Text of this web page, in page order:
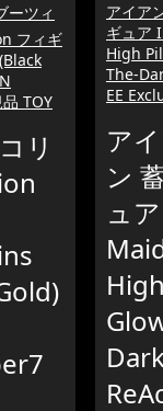
ーツィ
フィギ
TOY
リ
アイア
ギュア
High
The-
EE
ア
ン
ュ